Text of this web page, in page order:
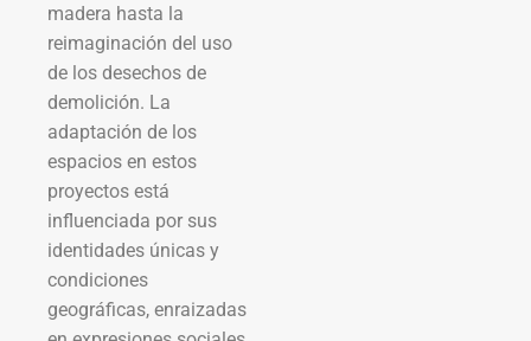
madera hasta la
reimaginación del uso
de los desechos de
demolición. La
adaptación de los
espacios en estos
proyectos está
influenciada por sus
identidades únicas y
condiciones
geográficas, enraizadas